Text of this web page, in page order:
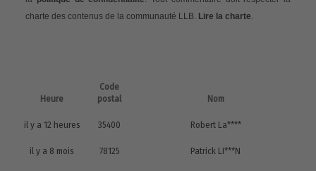
charte des contenus de la communauté LLB. Lire la charte.
Heure
Code
postal
Nom
il y a 12 heures 35400 Robert La****
il y a 8 mois 78125 Patrick LI***N